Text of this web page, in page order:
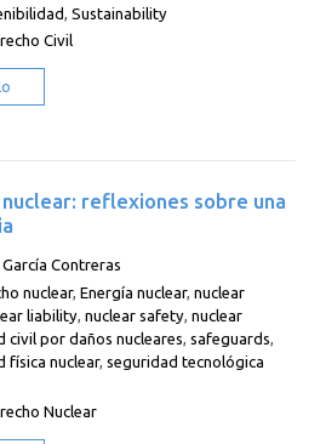
,Sustainability
Civil
reflexiones sobre una
Contreras
nuclear,Energía nuclear,nuclear
liability ,nuclear safety ,nuclear
civil por daños nucleares ,safeguards
física nuclear,seguridad tecnológica
Nuclear